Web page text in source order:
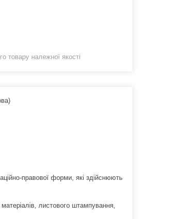
товару належної якості
правової форми, які здійснюють
листового штампування,